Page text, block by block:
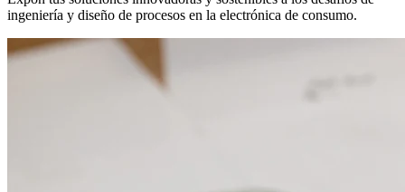
ingeniería y diseño de procesos en la electrónica de consumo.